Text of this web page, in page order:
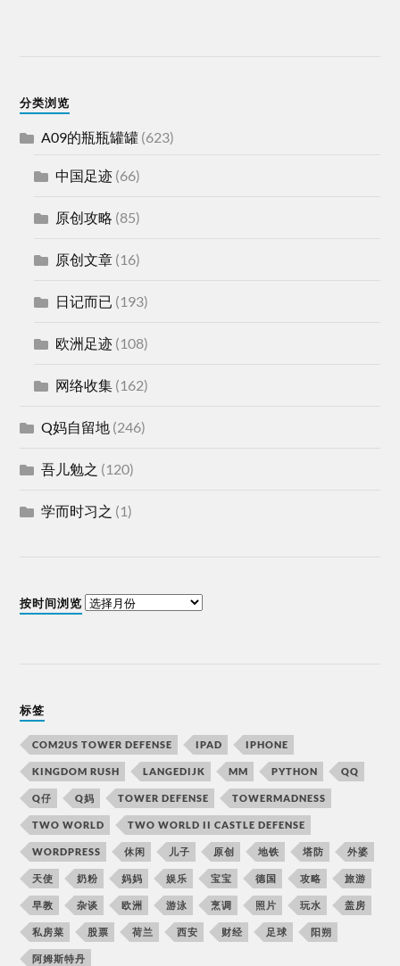
分类浏览
A09的瓶瓶罐罐 (623)
中国足迹 (66)
原创攻略 (85)
原创文章 (16)
日记而已 (193)
欧洲足迹 (108)
网络收集 (162)
Q妈自留地 (246)
吾儿勉之 (120)
学而时习之 (1)
按时间浏览
标签
COM2US TOWER DEFENSE IPAD IPHONE
KINGDOM RUSH LANGEDIJK MM PYTHON QQ
Q仔 Q妈 TOWER DEFENSE TOWERMADNESS
TWO WORLD TWO WORLD II CASTLE DEFENSE
WORDPRESS 休闲 儿子 原创 地铁 塔防 外婆
天使 奶粉 妈妈 娱乐 宝宝 德国 攻略 旅游
早教 杂谈 欧洲 游泳 烹调 照片 玩水 盖房
私房菜 股票 荷兰 西安 财经 足球 阳朔
阿姆斯特丹